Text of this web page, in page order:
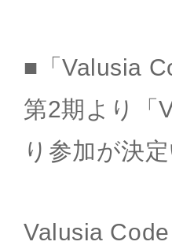
■「Valusia
第2期より「
り参加が決
Valusia